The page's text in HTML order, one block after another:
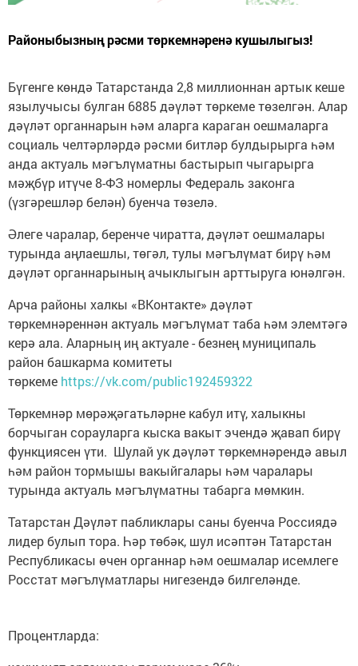
Районыбызның рәсми төркемнәренә кушылыгыз!
Бүгенге көндә Татарстанда 2,8 миллионнан артык кеше
язылучысы булган 6885 дәүләт төркеме төзелгән. Алар
дәүләт органнарын һәм аларга караган оешмаларга
социаль челтәрләрдә рәсми битләр булдырырга һәм
анда актуаль мәгълүматны бастырып чыгарырга
мәҗбүр итүче 8-ФЗ номерлы Федераль законга
(үзгәрешләр белән) буенча төзелә.
Әлеге чаралар, беренче чиратта, дәүләт оешмалары
турында аңлаешлы, төгәл, тулы мәгълүмат бирү һәм
дәүләт органнарының ачыклыгын арттыруга юнәлгән.
Арча районы халкы «ВКонтакте» дәүләт
төркемнәреннән актуаль мәгълүмат таба һәм элемтәгә
керә ала. Аларның иң актуале - безнең муниципаль
район башкарма комитеты
төркеме https://vk.com/public192459322
Төркемнәр мөрәҗәгатьләрне кабул итү, халыкны
борчыган сорауларга кыска вакыт эчендә җавап бирү
функциясен үти. Шулай ук дәүләт төркемнәрендә авыл
һәм район тормышы вакыйгалары һәм чаралары
турында актуаль мәгълүматны табарга мөмкин.
Татарстан Дәүләт пабликлары саны буенча Россиядә
лидер булып тора. Һәр төбәк, шул исәптән Татарстан
Республикасы өчен органнар һәм оешмалар исемлеге
Росстат мәгълүматлары нигезендә билгеләнде.
Процентларда: